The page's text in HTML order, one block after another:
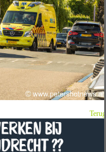
Terug